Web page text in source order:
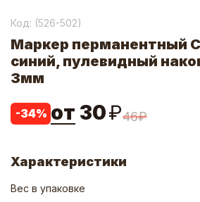
Код: (526-502)
Маркер перманентный
синий, пулевидный
3мм
-34% от 30₽46₽
Характеристики
Вес в упаковке